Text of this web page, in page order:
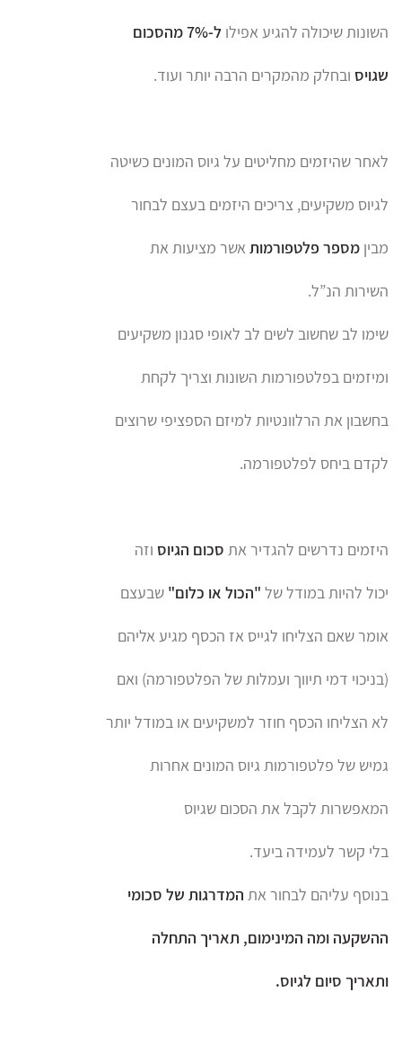
השונות שיכולה להגיע אפילו ל-7% מהסכום
שגויס ובחלק מהמקרים הרבה יותר ועוד.
לאחר שהיזמים מחליטים על גיוס המונים כשיטה
לגיוס משקיעים, צריכים היזמים בעצם לבחור
מבין מספר פלטפורמות אשר מציעות את
השירות הנ”ל.
שימו לב שחשוב לשים לב לאופי סגנון משקיעים
ומיזמים בפלטפורמות השונות וצריך לקחת
בחשבון את הרלוונטיות למיזם הספציפי שרוצים
לקדם ביחס לפלטפורמה.
היזמים נדרשים להגדיר את סכום הגיוס וזה
יכול להיות במודל של "הכול או כלום" שבעצם
אומר שאם הצליחו לגייס אז הכסף מגיע אליהם
(בניכוי דמי תיווך ועמלות של הפלטפורמה) ואם
לא הצליחו הכסף חוזר למשקיעים או במודל יותר
גמיש של פלטפורמות גיוס המונים אחרות
המאפשרות לקבל את הסכום שגיוס
בלי קשר לעמידה ביעד.
בנוסף עליהם לבחור את המדרגות של סכומי
ההשקעה ומה המינימום, תאריך התחלה
ותאריך סיום לגיוס.